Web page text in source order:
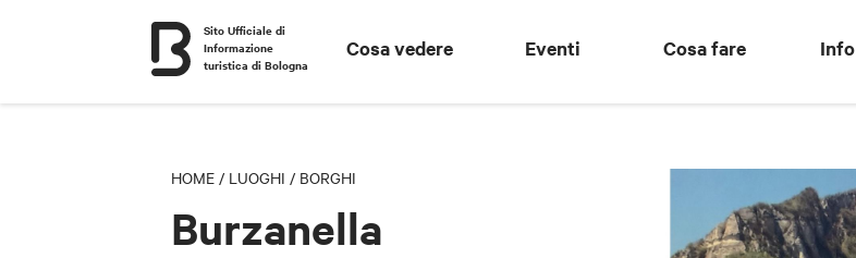
Sito Ufficiale di
Informazione
turistica di Bologna
Cosa vedere Eventi Cosa fare
HOME / LUOGHI / BORGHI
Burzanella